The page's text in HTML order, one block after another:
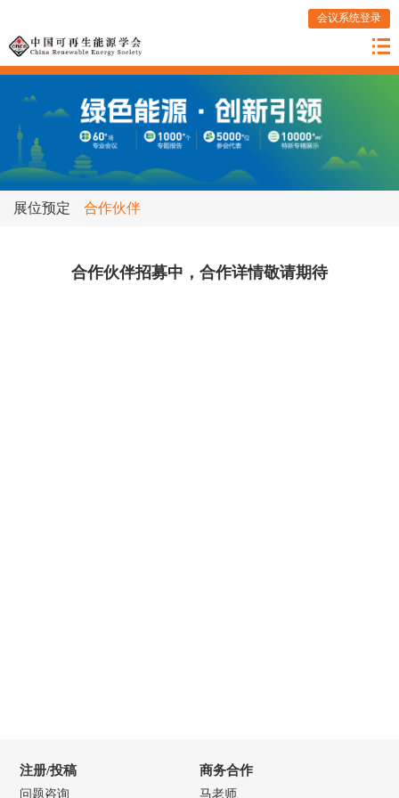
会议系统登录
展位预定 合作伙伴
合作伙伴招募中，合作详情敬请期待
注册/投稿
问题咨询
商务合作
马老师